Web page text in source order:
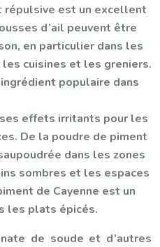
répulsive est un excellent
d’ail peuvent être
en particulier dans les
les cuisines et les greniers.
populaire dans
ses effets irritants pour les
De la poudre de piment
dans les zones
sombres et les espaces
de Cayenne est un
les plats épicés.
de soude et d’autres